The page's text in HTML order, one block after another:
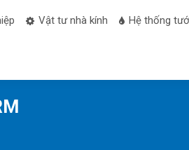
Vật tư nhà kính Hệ thống